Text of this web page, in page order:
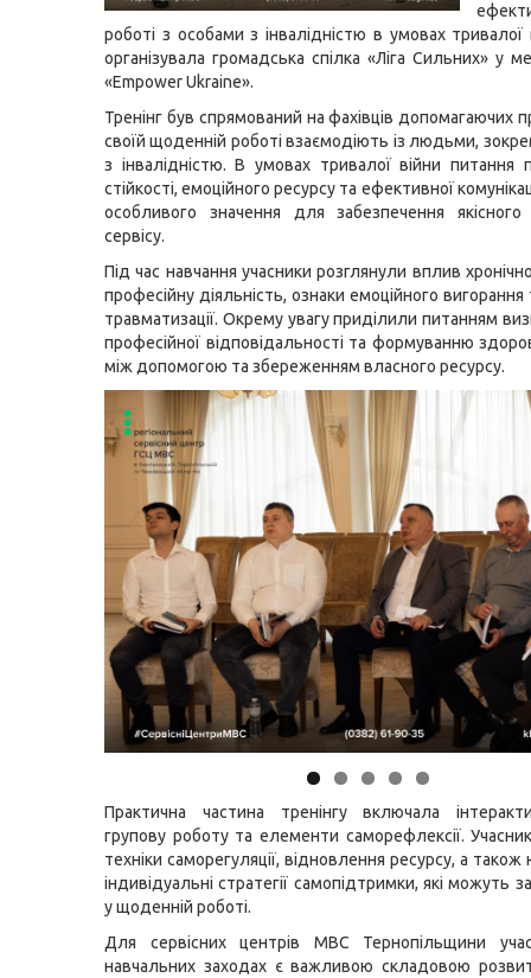
роботі з особами з інвалідністю в умовах тривалої
організувала громадська спілка «Ліга Сильних» у
«Empower Ukraine».
Тренінг був спрямований на фахівців допомагаючих
своїй щоденній роботі взаємодіють із людьми,
з інвалідністю. В умовах тривалої війни питання
стійкості, емоційного ресурсу та ефективної
особливого значення для забезпечення
сервісу.
Під час навчання учасники розглянули вплив
професійну діяльність, ознаки емоційного вигорання
травматизації. Окрему увагу приділили питанням
професійної відповідальності та формуванню
між допомогою та збереженням власного ресурсу.
Практична частина тренінгу включала
групову роботу та елементи саморефлексії.
техніки саморегуляції, відновлення ресурсу, а
індивідуальні стратегії самопідтримки, які можуть
у щоденній роботі.
Для сервісних центрів МВС Тернопільщини
навчальних заходах є важливою складовою